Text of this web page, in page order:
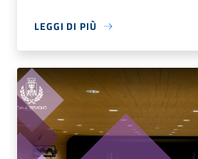
LEGGI DI PIÙ